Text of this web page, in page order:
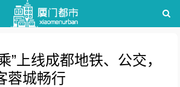
”上线成都地铁、公交，
蓉城畅行